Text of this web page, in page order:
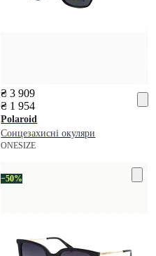
₴ 3 909
₴ 1 954
Polaroid
Сонцезахисні окуляри
ONESIZE
−50%